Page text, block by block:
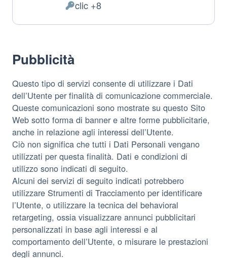
del
trattamento:
Dati
Personali
clic +8
Pubblicità
Questo tipo di servizi consente di utilizzare i Dati
dell’Utente per finalità di comunicazione commerciale.
Queste comunicazioni sono mostrate su questo Sito
Web sotto forma di banner e altre forme pubblicitarie,
anche in relazione agli interessi dell’Utente.
Ciò non significa che tutti i Dati Personali vengano
utilizzati per questa finalità. Dati e condizioni di
utilizzo sono indicati di seguito.
Alcuni dei servizi di seguito indicati potrebbero
utilizzare Strumenti di Tracciamento per identificare
l’Utente, o utilizzare la tecnica del behavioral
retargeting, ossia visualizzare annunci pubblicitari
personalizzati in base agli interessi e al
comportamento dell’Utente, o misurare le prestazioni
degli annunci.